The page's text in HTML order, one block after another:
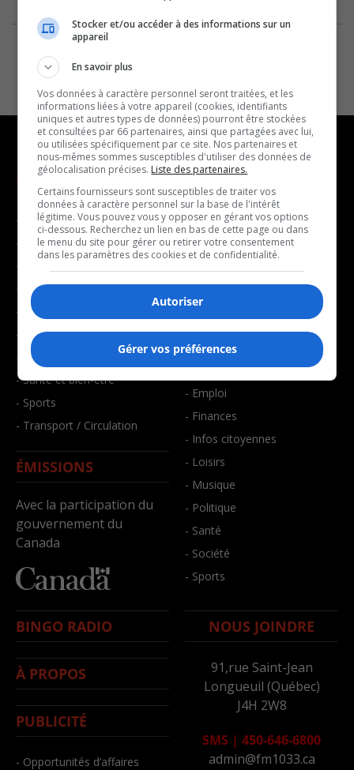
NOUVELLES
- Affaires municipales
- Communauté / Social
- Culture
- Économie
- Éducation
- Environnement
- Faits divers
- Santé et bien-être
- Sports
- Transport / Circulation
ÉMISSIONS
Avec la participation du
gouvernement du
Canada
MUSIQUE
- Décompte franco
- Joué récemment
BALADOS
- Art de vivre
- Bien-être
- Emploi
- Finances
- Infos citoyennes
- Loisirs
- Musique
- Politique
- Santé
- Société
- Sports
BINGO RADIO
À PROPOS
PUBLICITÉ
- Opportunités d’affaires
NOUS JOINDRE
91,rue Saint-Jean
Longueuil (Québec)
J4H 2W8
SMS | 450-646-6800
admin@fm1033.ca
Stocker et/ou accéder à des informations sur un
appareil
En savoir plus
Vos données à caractère personnel seront traitées, et les
informations liées à votre appareil (cookies, identifiants
uniques et autres types de données) pourront être stockées
et consultées par 66 partenaires, ainsi que partagées avec lui,
ou utilisées spécifiquement par ce site. Nos partenaires et
nous-mêmes sommes susceptibles d'utiliser des données de
géolocalisation précises. Liste des partenaires.
Certains fournisseurs sont susceptibles de traiter vos
données à caractère personnel sur la base de l'intérêt
légitime. Vous pouvez vous y opposer en gérant vos options
ci-dessous. Recherchez un lien en bas de cette page ou dans
le menu du site pour gérer ou retirer votre consentement
dans les paramètres des cookies et de confidentialité.
Autoriser
Gérer vos préférences